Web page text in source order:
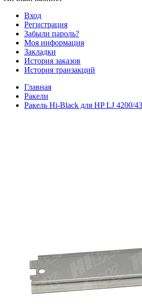
Вход
Регистрация
Забыли пароль?
Моя информация
Закладки
История заказов
История транзакций
Главная
Ракели
Ракель Hi-Black для HP LJ 4200/